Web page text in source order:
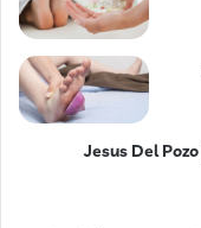
عطر ادکلن جسوس دل پوزو ادونچر کواسار | Jesus Del Pozo